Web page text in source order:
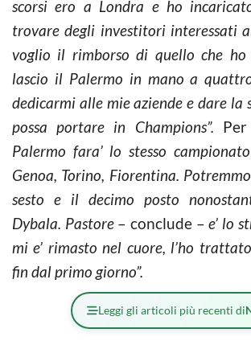
scorsi ero a Londra e ho
trovare degli investitori interessati
voglio il rimborso di quello che ho
lascio il Palermo in mano a
dedicarmi alle mie aziende e dare la
possa portare in Champions”. Per
Palermo fara’ lo stesso
Genoa, Torino, Fiorentina.
sesto e il decimo posto
Dybala. Pastore– conclude – e’ lo
mi e’ rimasto nel cuore, l’ho
fin dal primo giorno”.
Leggi gli articoli più recenti di